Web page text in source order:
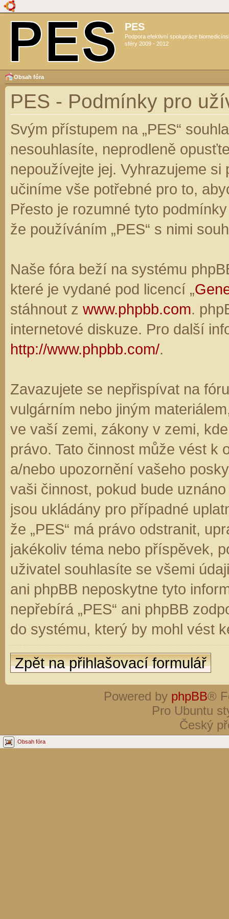
PES
Podpora efektivní spolupráce
sféry 2009 - 2012
Obsah fóra
PES - Podmínky pro
Svým přístupem na „PES“
nesouhlasíte, neprodleně
nepoužívejte jej. Vyhrazujeme
učiníme vše potřebné pro to,
Přesto je rozumné tyto
že používáním „PES“ s nimi
Naše fóra beží na systému
které je vydané pod licencí „
stáhnout z www.phpbb.com.
internetové diskuze. Pro další
http://www.phpbb.com/.
Zavazujete se nepřispívat na
vulgárním nebo jiným
ve vaší zemi, zákony v zemi,
právo. Tato činnost může vést k
a/nebo upozornění vašeho
vaši činnost, pokud bude
jsou ukládány pro případné
že „PES“ má právo odstranit,
jakékoliv téma nebo příspěvek,
uživatel souhlasíte se všemi
ani phpBB neposkytne tyto
nepřebírá „PES“ ani phpBB
do systému, který by mohl vést
Zpět na přihlašovací formulář
Powered by phpBB®
Pro Ubuntu
Český
Obsah fóra